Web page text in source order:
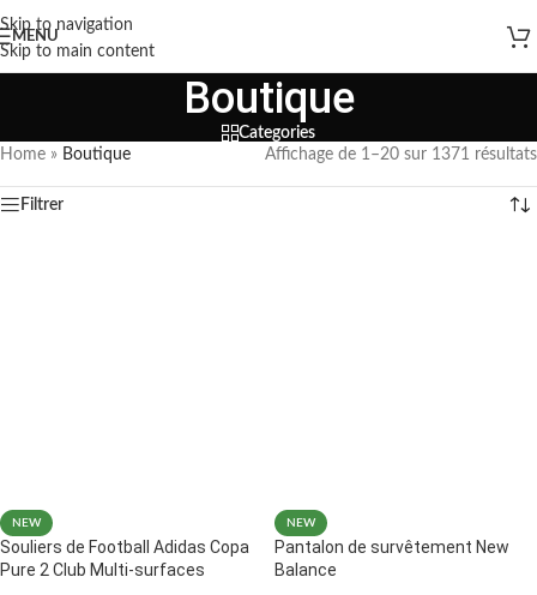
Skip to navigation
Skip to main content
MENU
Boutique
Categories
Home » Boutique Affichage de 1–20 sur 1371 résultats
Filtrer
NEW
Souliers de Football Adidas Copa
Pure 2 Club Multi-surfaces
NEW
Pantalon de survêtement New
Balance